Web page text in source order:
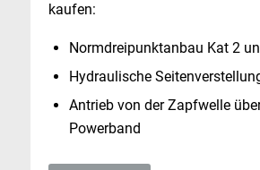
kaufen:
Normdreipunktanbau Kat 2
Hydraulische
Antrieb von der Zapfwelle
Powerband